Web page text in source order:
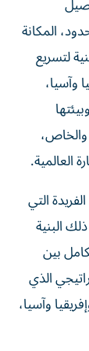
المكانة
لتسريع
وآسيا،
والخاص،
العالمية.
التي
البنية
بين
الذي
وآسيا،